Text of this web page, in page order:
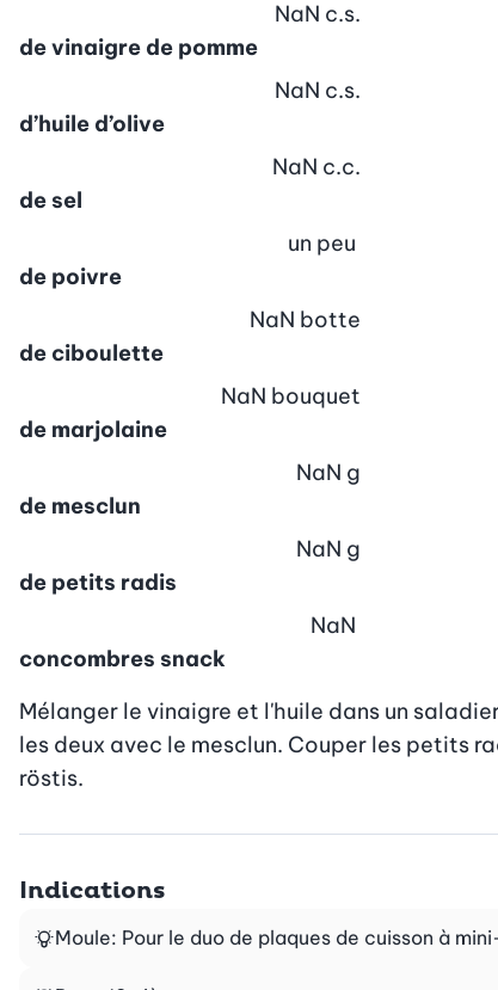
de vinaigre de pomme
NaN c.s.
d’huile d’olive
NaN c.s.
de sel
NaN c.c.
de poivre
un peu
de ciboulette
NaN botte
de marjolaine
NaN bouquet
de mesclun
NaN g
de petits radis
NaN g
concombres snack
NaN
Mélanger le vinaigre et l'huile dans un
les deux avec le mesclun. Couper les petits
röstis.
Indications
Moule: Pour le duo de plaques de cuisson à